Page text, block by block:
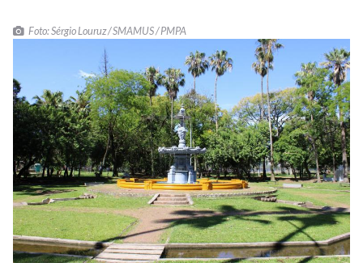
Foto: Sérgio Louruz / SMAMUS / PMPA